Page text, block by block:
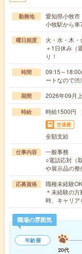
勤務地
愛知県小牧市
小牧駅から
曜日頻度
火・水・木
＋1日休み（
り！
時間
09:15～
ートなので
期間 2026年09月
時給 時給1500円
交通費
全額支給
仕事内容
一般事務
○電話応対（
や展示品の
応募資格
職種未経験
＊未経験の
時、キャリ
職場の雰囲気
年齢層
20代